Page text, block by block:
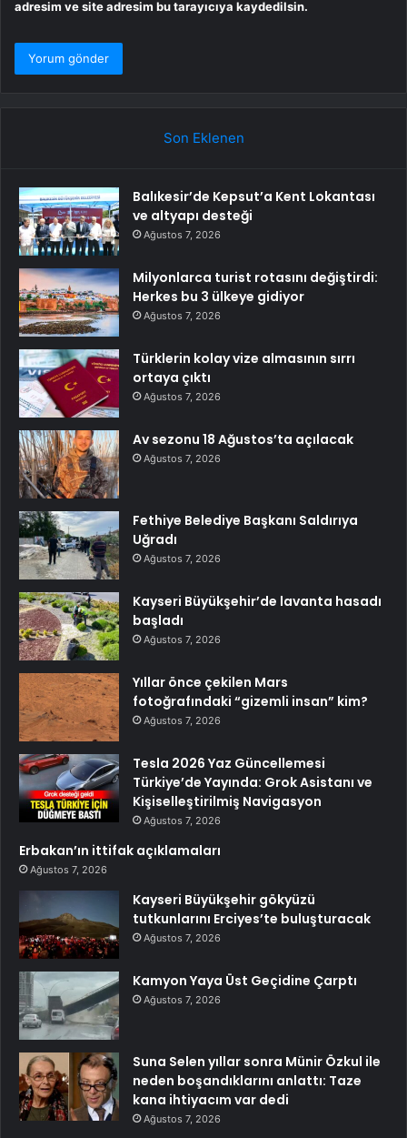
adresim ve site adresim bu tarayıcıya kaydedilsin.
Son Eklenen
Balıkesir’de Kepsut’a Kent Lokantası
ve altyapı desteği
Ağustos 7, 2026
Milyonlarca turist rotasını değiştirdi:
Herkes bu 3 ülkeye gidiyor
Ağustos 7, 2026
Türklerin kolay vize almasının sırrı
ortaya çıktı
Ağustos 7, 2026
Av sezonu 18 Ağustos’ta açılacak
Ağustos 7, 2026
Fethiye Belediye Başkanı Saldırıya
Uğradı
Ağustos 7, 2026
Kayseri Büyükşehir’de lavanta hasadı
başladı
Ağustos 7, 2026
Yıllar önce çekilen Mars
fotoğrafındaki “gizemli insan” kim?
Ağustos 7, 2026
Tesla 2026 Yaz Güncellemesi
Türkiye’de Yayında: Grok Asistanı ve
Kişiselleştirilmiş Navigasyon
Ağustos 7, 2026
Erbakan’ın ittifak açıklamaları
Ağustos 7, 2026
Kayseri Büyükşehir gökyüzü
tutkunlarını Erciyes’te buluşturacak
Ağustos 7, 2026
Kamyon Yaya Üst Geçidine Çarptı
Ağustos 7, 2026
Suna Selen yıllar sonra Münir Özkul ile
neden boşandıklarını anlattı: Taze
kana ihtiyacım var dedi
Ağustos 7, 2026